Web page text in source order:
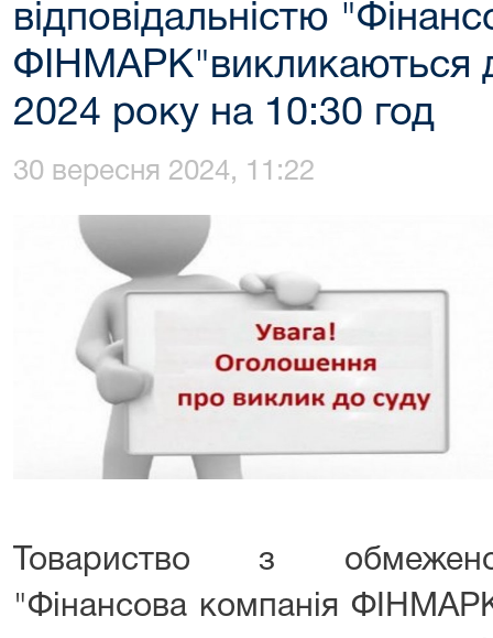
відповідальністю
ФІНМАРК"викликаються
2024 року на 10:30 год
30 вересня 2024, 11:22
Товариство з
"Фінансова компанія